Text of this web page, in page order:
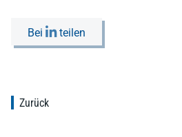
Bei teilen
Zurück